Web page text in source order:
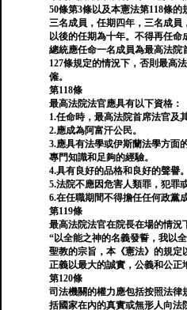
50條第3條以及本憲法第118條的
三名成員，任期四年，三名成員
以後的任期為十年。不得再任命
總統應任命一名成員為最高法院
127條規定的情況下，否則最高
僱。
第118條
最高法院法官應具有以下資格：
1.任命時，最高法院首席法官及
2.應成為阿富汗公民。
3.應具有法學或伊斯蘭法學方面
專門知識和足夠的經驗。
4.具有良好的品格和良好的聲譽。
5.法院不應因危害人類罪，犯罪
6.在任職期間不得擔任任何政黨成
第119條
最高法院法官在院長在場的情況
“以全能之神的名義發誓，我以
聖教的宗旨，本《憲法》的規定
正義以最大的誠實，公義和公正
第120條
司法機關的權力應包括按照法律
括國家在內的真實或無形人向法